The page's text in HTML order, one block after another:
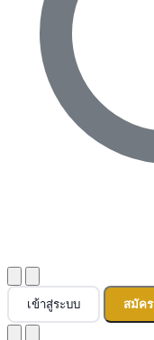
เข้าสู่ระบบ สมัค